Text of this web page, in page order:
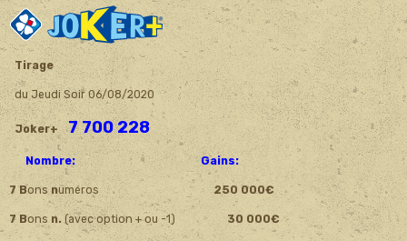
Tirage
du Jeudi Soir 06/08/2020
Joker+7 700 228
Nombre: Gains:
7 Bons numéros 250 000€
7 Bons n. (avec option + ou -1) 30 000€